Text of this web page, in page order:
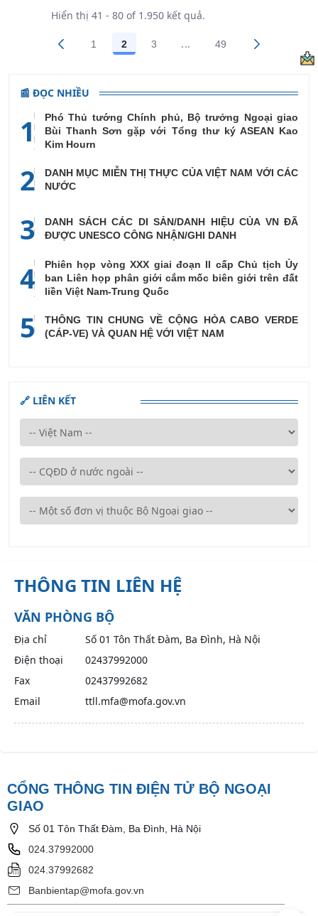
Hiển thị 41 - 80 of 1.950 kết quả.
Các trang trên cổng
1 Các trang trên cổng
2 Các trang trên cổng
3 ...Trang trung gian Use
Các trang trên cổng
49
📰 ĐỌC NHIỀU
1
Phó Thủ tướng Chính phủ, Bộ trưởng Ngoại giao
Bùi Thanh Sơn gặp với Tổng thư ký ASEAN Kao
Kim Hourn
2
DANH MỤC MIỄN THỊ THỰC CỦA VIỆT NAM VỚI CÁC
NƯỚC
3
DANH SÁCH CÁC DI SẢN/DANH HIỆU CỦA VN ĐÃ
ĐƯỢC UNESCO CÔNG NHẬN/GHI DANH
4
Phiên họp vòng XXX giai đoạn II cấp Chủ tịch Ủy
ban Liên họp phân giới cắm mốc biên giới trên đất
liền Việt Nam-Trung Quốc
5
THÔNG TIN CHUNG VỀ CỘNG HÒA CABO VERDE
(CÁP-VE) VÀ QUAN HỆ VỚI VIỆT NAM
🔗 LIÊN KẾT
THÔNG TIN LIÊN HỆ
VĂN PHÒNG BỘ
Địa chỉ
Số 01 Tôn Thất Đàm, Ba Đình, Hà Nội
Điện thoại
02437992000
Fax
02437992682
Email
ttll.mfa@mofa.gov.vn
CỔNG THÔNG TIN ĐIỆN TỬ BỘ NGOẠI
GIAO
Số 01 Tôn Thất Đàm, Ba Đình, Hà Nội
024.37992000
024.37992682
Banbientap@mofa.gov.vn